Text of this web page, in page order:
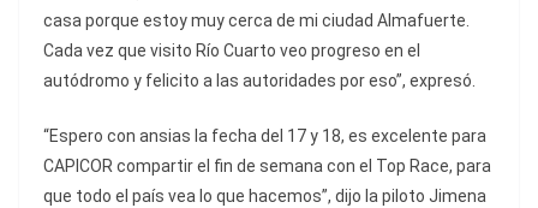
casa porque estoy muy cerca de mi ciudad Almafuerte.
Cada vez que visito Río Cuarto veo progreso en el
autódromo y felicito a las autoridades por eso”, expresó.
“Espero con ansias la fecha del 17 y 18, es excelente para
CAPICOR compartir el fin de semana con el Top Race, para
que todo el país vea lo que hacemos”, dijo la piloto Jimena